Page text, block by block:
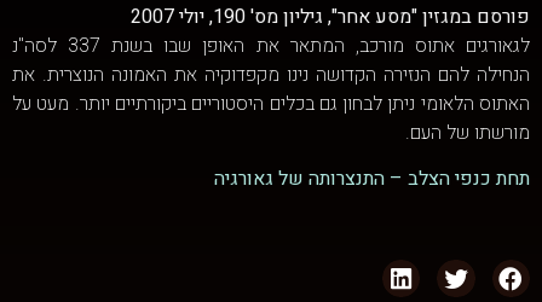
פורסם במגזין "מסע אחר", גיליון מס' 190, יולי 2007
לגאורגים אתוס מורכב, המתאר את האופן שבו בשנת 337 לסה"נ
הנחילה להם הנזירה הקדושה נינו מקפדוקיה את האמונה הנוצרית. את
האתוס הלאומי ניתן לבחון גם בכלים היסטוריים ביקורתיים יותר. מעט על
מורשתו של העם.
תחת כנפי הצלב – התנצרותה של גאורגיה